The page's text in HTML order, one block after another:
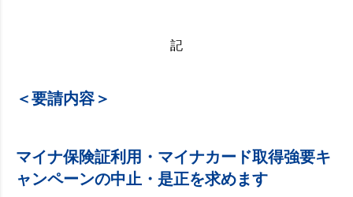
記
＜要請内容＞
マイナ保険証利用・マイナカード取得強要キ
ャンペーンの中止・是正を求めます